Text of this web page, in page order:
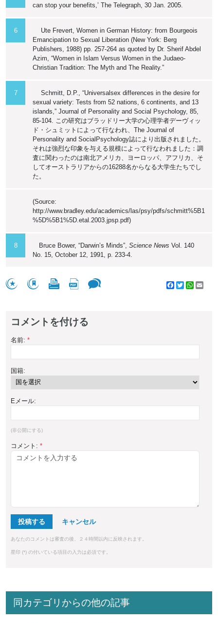
can stop your benefits,’ The Telegraph, 30 Jan. 2005.
6
Ute Frevert, Women in German History: from Bourgeois
Emancipation to Sexual Liberation (New York: Berg
Publishers, 1988) pp. 257-264 as quoted by Dr. Sherif Abdel
Azim, “Women in Islam Versus Women in the Judaeo-
Christian Tradition: The Myth and The Reality.”
7
Schmitt, D.P., “Universalsex differences in the desire for
sexual variety: Tests from 52 nations, 6 continents, and 13
islands,” Journal of Personality and Social Psychology, 85,
85-104. この研究はブラッドリー大学の心理学者デーヴィッ
ド・シュミットによって行なわれ、The Journal of
Personality and SocialPsychology誌により出版されました。
それは強烈な印象を与える規模によって行なわれました：調
査に関わったのは南北アメリカ、ヨーロッパ、アフリカ、そ
してオーストラリアからの16288名からなる大学生たちでし
た。
(Source:
http://www.bradley.edu/academics/las/psy/pdfs/schmitt%5B1
%5D%5B1%5D.etal.2003.jpsp.pdf)
8 Bruce Bower, “Darwin’s Minds”, Science News Vol. 140
No. 15, October 12, 1991, p. 233-4.
Facebook
Twitter
コメントを付ける
名前: *
国籍:
Eメール:
(非公開にする)
コメント: *
投稿する
あなたのコメントは審査の後、２４時間以内に反映されます。
星印 (*) の付いている項目の入力は必須です。
同カテゴリからの他の記事